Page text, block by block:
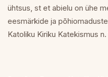
ühtsus, st et abielu on ühe
eesmärkide ja
Katoliku Kiriku Katekismus